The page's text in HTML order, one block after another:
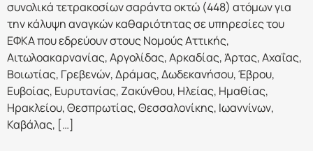
συνολικά τετρακοσίων σαράντα οκτώ (448) ατόμων για
την κάλυψη αναγκών καθαριότητας σε υπηρεσίες του
ΕΦΚΑ που εδρεύουν στους Νομούς Αττικής,
Αιτωλοακαρνανίας, Αργολίδας, Αρκαδίας, Άρτας, Αχαΐας,
Βοιωτίας, Γρεβενών, Δράμας, Δωδεκανήσου, Έβρου,
Ευβοίας, Ευρυτανίας, Ζακύνθου, Ηλείας, Ημαθίας,
Ηρακλείου, Θεσπρωτίας, Θεσσαλονίκης, Ιωαννίνων,
Καβάλας, […]